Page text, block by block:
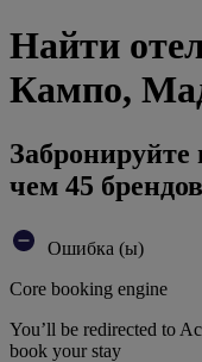
Найти
Кампо,
Забронируйте
чем 45
Ошибка (ы)
Core booking engine
You’ll be redirected to
book your stay